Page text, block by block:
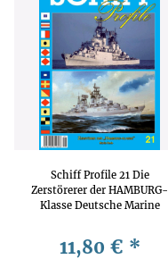
Schiff Profile 21 Die
Zerstörerer der HAMBURG-
Klasse Deutsche Marine
11,80 € *